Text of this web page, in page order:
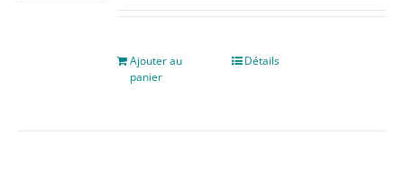
Ajouter au
panier
Détails